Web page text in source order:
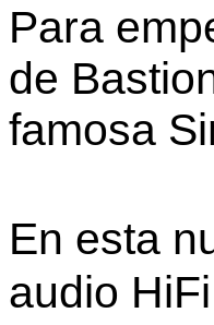
Para
de
famosa
En esta
audio